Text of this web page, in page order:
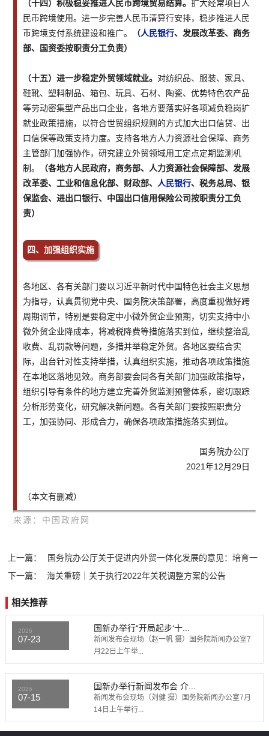
（十四）积极稳妥推进人民币跨境贸易结算。 扩大经常项目人
民币跨境使用。进一步完善人民币清算行安排，稳步推进人民
币跨境支付系统建设和推广。
（人民银行、发展改革委、商务
部、国资委按职责分工负责）
（十五）进一步稳定外贸领域就业。 对纺织品、服装、家具、
鞋靴、塑料制品、箱包、玩具、石材、陶瓷、优势特色农产品
等劳动密集型产品出口企业，各地方要落实好各项减负稳岗扩
就业政策措施，以符合世贸组织规则的方式加大出口信贷、出
口信保等政策支持力度。支持各地方人力资源社会保障、商务
主管部门加强协作，研究建立外贸领域用工定点定期监测机
制。
（各地方人民政府，商务部、人力资源社会保障部、发展
改革委、工业和信息化部、财政部、
人民银行、税务总局、银
保监会、进出口银行、中国出口信用保险公司按职责分工负
责）
四、加强组织实施
各地区、各有关部门要以习近平新时代中国特色社会主义思想
为指导，认真贯彻党中央、国务院决策部署，高度重视做好跨
周期调节，特别是要稳定中小微外贸企业预期，切实支持中小
微外贸企业降成本，将减税降费等措施落实到位，继续整治乱
收费、乱罚款等问题，多措并举稳定外贸。各地区要结合实
际，出台针对性支持举措，认真组织实施，推动各项政策措施
在本地区落地见效。商务部要会同各有关部门加强政策指导，
组织引导有条件的地方建立完善外贸监测预警体系，密切跟踪
分析形势变化，研究解决新问题。各有关部门要按照职责分
工，加强协同、形成合力，确保各项政策措施落实到位。
国务院办公厅
2021年12月29日
（本文有删减）
来源：中国政府网
上一篇：
国务院办公厅关于促进内外贸一体化发展的意见：培育一
批运营模式...
下一篇： 海关重磅｜关于执行2022年关税调整方案的公告
相关推荐
2026
07-23
国新办举行“开局起步‘十...
新闻发布会现场（赵一帆 摄）国务院新闻办公室7
月22日上午举...
2026
07-15
国新办举行新闻发布会 介...
新闻发布会现场（刘健 摄）国务院新闻办公室7月
14日上午举行...